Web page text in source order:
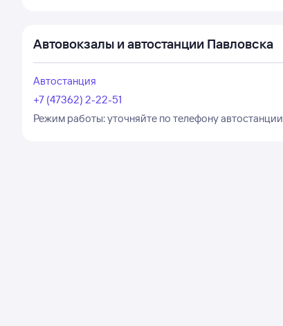
Автовокзалы и автостанции Павловска
Автостанция
+7 (47362) 2-22-51
Режим работы:уточняйте по телефону автостанции